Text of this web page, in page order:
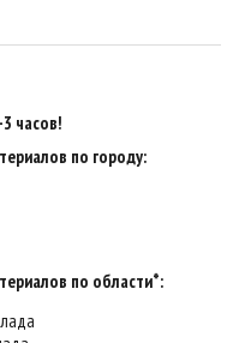
часов!
по городу:
по области*: